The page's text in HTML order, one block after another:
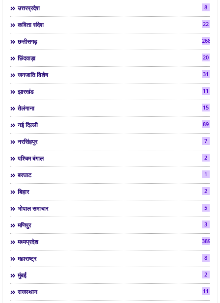
उत्तरप्रदेश 8
कविता संदेश 22
छत्तीसगढ़ 268
छिंदवाड़ा 20
जनजाति विशेष 31
झारखंड 11
तेलंगाना 15
नई दिल्ली 89
नरसिंहपुर 7
पश्चिम बंगाल 2
बरघाट 1
बिहार 2
भोपाल समाचार 5
मणिपुर 3
मध्यप्रदेश 3892
महाराष्ट्र 8
मुंबई 2
राजस्थान 11